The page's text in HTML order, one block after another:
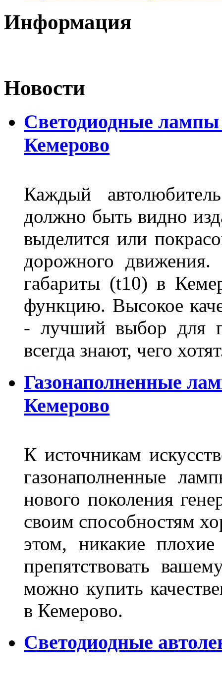
Информация
Новости
Светодиодные
Кемерово
Каждый
должно быть видно
выделится или
дорожного
габариты (t10) в
функцию. Высокое
- лучший выбор для
всегда знают, чего
Газонаполненные
Кемерово
К источникам
газонаполненные
нового поколения
своим способностям
этом, никакие
препятствовать
можно купить
в Кемерово.
Светодиодные